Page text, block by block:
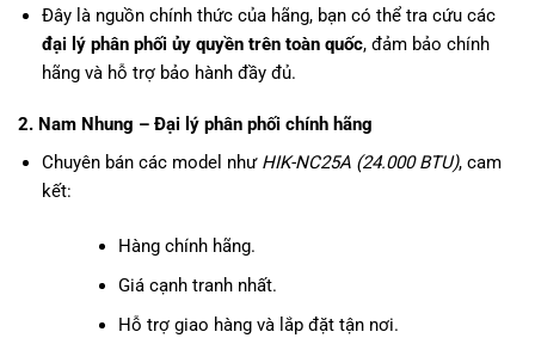
Đây là nguồn chính thức của hãng, bạn có thể tra cứu các
đại lý phân phối ủy quyền trên toàn quốc, đảm bảo chính
hãng và hỗ trợ bảo hành đầy đủ.
2. Nam Nhung – Đại lý phân phối chính hãng
Chuyên bán các model như HIK-NC25A (24.000 BTU), cam
kết:
Hàng chính hãng.
Giá cạnh tranh nhất.
Hỗ trợ giao hàng và lắp đặt tận nơi.